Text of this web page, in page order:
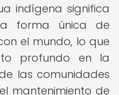
indígena significa
forma única de
el mundo, lo que
profundo en la
las comunidades
mantenimiento de